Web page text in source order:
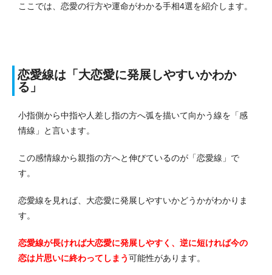
ここでは、恋愛の行方や運命がわかる手相4選を紹介します。
恋愛線は「大恋愛に発展しやすいかわか
る」
小指側から中指や人差し指の方へ弧を描いて向かう線を「感
情線」と言います。
この感情線から親指の方へと伸びているのが「恋愛線」で
す。
恋愛線を見れば、大恋愛に発展しやすいかどうかがわかりま
す。
恋愛線が長ければ大恋愛に発展しやすく、逆に短ければ今の
恋は片思いに終わってしまう可能性があります。